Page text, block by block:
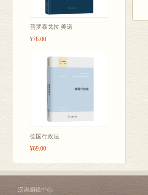
普罗泰戈拉 美诺
¥78.00
德国行政法
¥69.00
汉语编辑中心